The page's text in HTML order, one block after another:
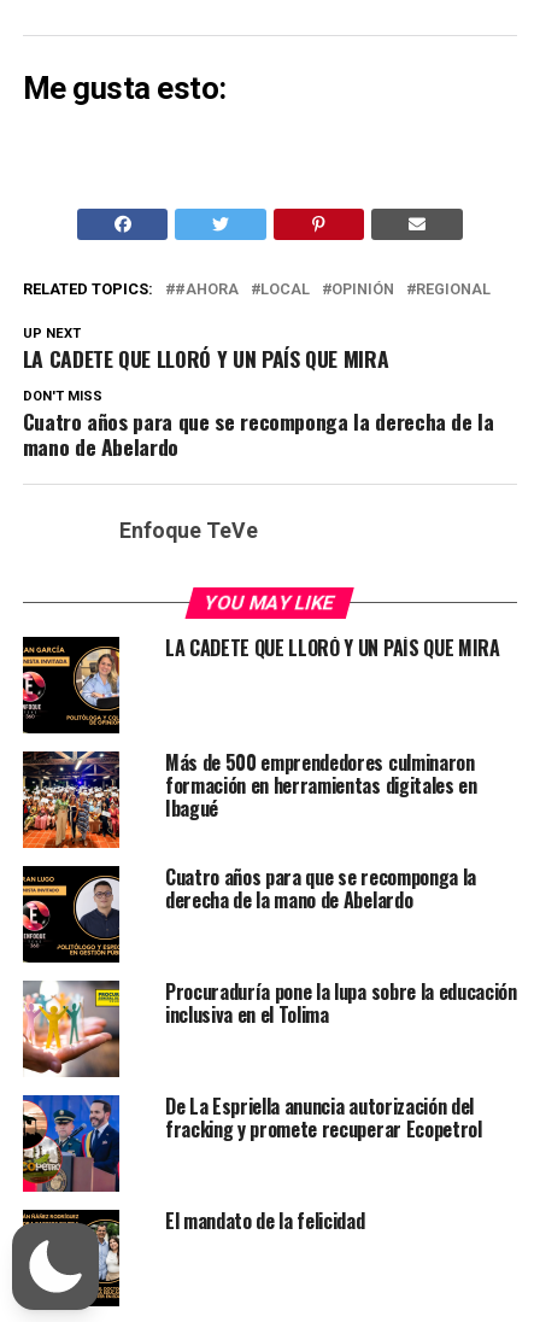
Me gusta esto:
RELATED TOPICS: #AHORA LOCAL OPINIÓN REGIONAL
UP NEXT
LA CADETE QUE LLORÓ Y UN PAÍS QUE MIRA
DON'T MISS
Cuatro años para que se recomponga la derecha de la
mano de Abelardo
Enfoque TeVe
YOU MAY LIKE
LA CADETE QUE LLORÓ Y UN PAÍS QUE MIRA
Más de 500 emprendedores culminaron
formación en herramientas digitales en
Ibagué
Cuatro años para que se recomponga la
derecha de la mano de Abelardo
Procuraduría pone la lupa sobre la educación
inclusiva en el Tolima
De La Espriella anuncia autorización del
fracking y promete recuperar Ecopetrol
El mandato de la felicidad